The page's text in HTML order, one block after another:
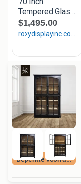
Beperkte voorraad